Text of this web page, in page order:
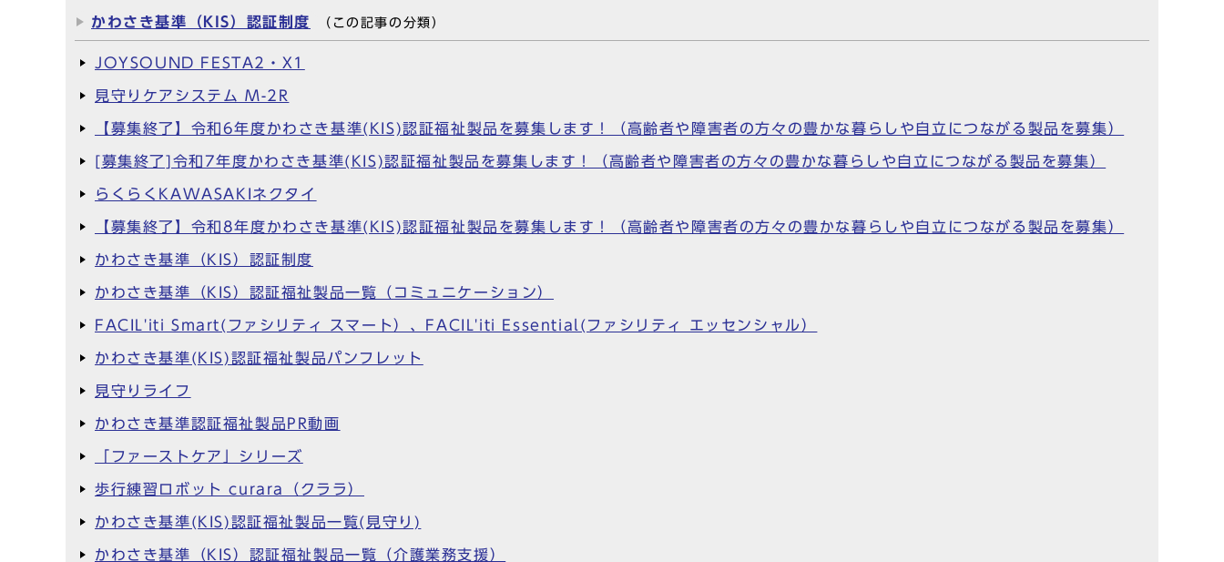
かわさき基準（KIS）認証制度 （この記事の分類）
JOYSOUND FESTA2・X1
見守りケアシステム M-2R
【募集終了】令和6年度かわさき基準(KIS)認証福祉製品を募集します！（高齢者や障害者の方々の豊かな暮らしや自立につながる製品を募集）
[募集終了]令和7年度かわさき基準(KIS)認証福祉製品を募集します！（高齢者や障害者の方々の豊かな暮らしや自立につながる製品を募集）
らくらくKAWASAKIネクタイ
【募集終了】令和8年度かわさき基準(KIS)認証福祉製品を募集します！（高齢者や障害者の方々の豊かな暮らしや自立につながる製品を募集）
かわさき基準（KIS）認証制度
かわさき基準（KIS）認証福祉製品一覧（コミュニケーション）
FACIL'iti Smart(ファシリティ スマート）、FACIL'iti Essential(ファシリティ エッセンシャル）
かわさき基準(KIS)認証福祉製品パンフレット
見守りライフ
かわさき基準認証福祉製品PR動画
「ファーストケア」シリーズ
歩行練習ロボット curara（クララ）
かわさき基準(KIS)認証福祉製品一覧(見守り)
かわさき基準（KIS）認証福祉製品一覧（介護業務支援）